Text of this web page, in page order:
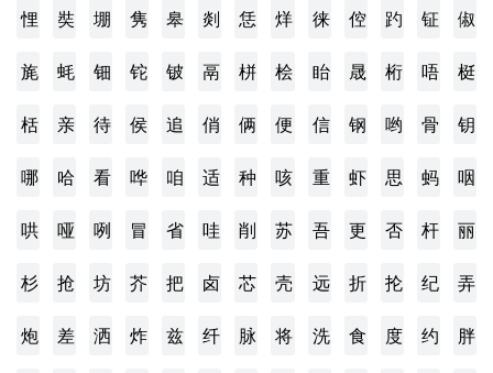
悝 奘 堋 隽 皋 剡 恁 烊 徕 倥 趵 钲 俶
旄 蚝 钿 铊 铍 鬲 栟 桧 眙 晟 桁 唔 梃
栝 亲 待 侯 追 俏 俩 便 信 钢 哟 骨 钥
哪 哈 看 哗 咱 适 种 咳 重 虾 思 蚂 咽
哄 哑 咧 冒 省 哇 削 苏 吾 更 否 杆 丽
杉 抢 坊 芥 把 卤 芯 壳 远 折 抡 纪 弄
炮 差 洒 炸 兹 纤 脉 将 洗 食 度 约 胖